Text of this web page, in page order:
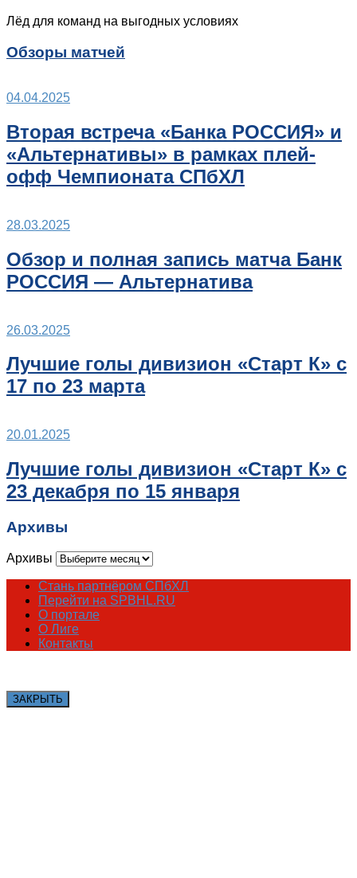
Лёд для команд на выгодных условиях
Обзоры матчей
04.04.2025
Вторая встреча «Банка РОССИЯ» и
«Альтернативы» в рамках плей-
офф Чемпионата СПбХЛ
28.03.2025
Обзор и полная запись матча Банк
РОССИЯ — Альтернатива
26.03.2025
Лучшие голы дивизион «Старт К» с
17 по 23 марта
20.01.2025
Лучшие голы дивизион «Старт К» с
23 декабря по 15 января
Архивы
Архивы
Стань партнёром СПбХЛ
Перейти на SPBHL.RU
О портале
О Лиге
Контакты
ЗАКРЫТЬ